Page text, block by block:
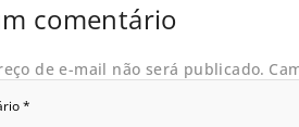
comentário
de e-mail não será publicado.
*